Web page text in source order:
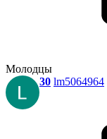
Молодцы
30 lm5064964